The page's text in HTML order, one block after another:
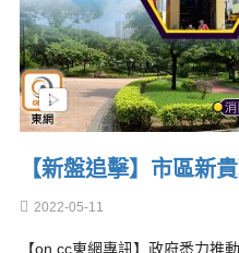
【新盤追擊】市區新
2022-05-11
【on.cc東網專訊】政府悉力推